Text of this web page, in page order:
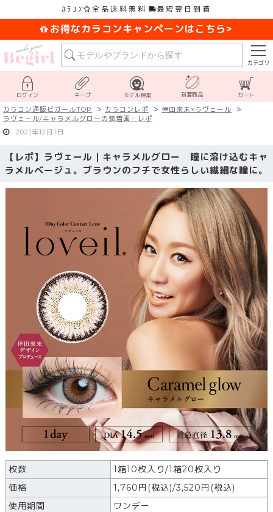
ｶﾗｺﾝ 全品送料無料 最短翌日到着
お得なカラコンキャンペーンはこちら>
カテゴリ
ログイン キープ モデル検索 新着商品 カート
カラコン通販ビガールTOP カラコンレポ
倖田來未×ラヴェール
ラヴェール/キャラメルグローの装着画・レポ
2021年12月1日
【レポ】ラヴェール｜キャラメルグロー 瞳に溶け込むキャ
ラメルベージュ。ブラウンのフチで女性らしい繊細な瞳に。
枚数
1箱10枚入り/1箱20枚入り
価格
1,760円(税込)/3,520円(税込)
使用期間
ワンデー